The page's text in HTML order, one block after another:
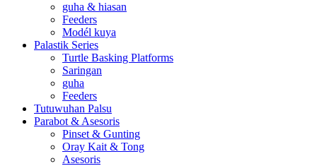
guha & hiasan
Feeders
Modél kuya
Palastik Series
Turtle Basking Platforms
Saringan
guha
Feeders
Tutuwuhan Palsu
Parabot & Asesoris
Pinset & Gunting
Oray Kait & Tong
Asesoris